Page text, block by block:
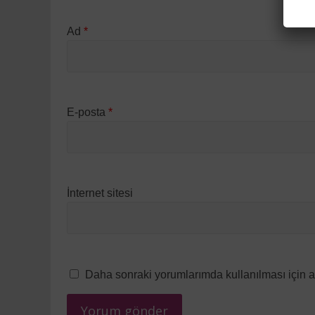
Ad *
E-posta *
İnternet sitesi
Daha sonraki yorumlarımda kullanılması için